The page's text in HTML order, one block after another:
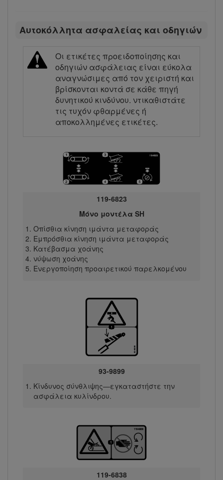
Αυτοκόλλητα ασφαλείας και οδηγιών
Οι ετικέτες προειδοποίησης και
οδηγιών ασφάλειας είναι εύκολα
αναγνώσιμες από τον χειριστή και
βρίσκονται κοντά σε κάθε πηγή
δυνητικού κινδύνου. ντικαθιστάτε
τις τυχόν φθαρμένες ή
αποκολλημένες ετικέτες.
119-6823
Μόνο μοντέλα SH
Οπίσθια κίνηση ιμάντα μεταφοράς
Εμπρόσθια κίνηση ιμάντα μεταφοράς
Κατέβασμα χοάνης
νύψωση χοάνης
Ενεργοποίηση προαιρετικού παρελκομένου
93-9899
Κίνδυνος σύνθλιψης—εγκαταστήστε την
ασφάλεια κυλίνδρου.
119-6838